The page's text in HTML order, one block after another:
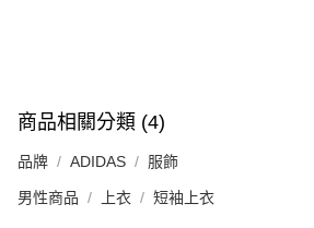
商品相關分類 (4)
品牌 ADIDAS 服飾
男性商品 上衣 短袖上衣